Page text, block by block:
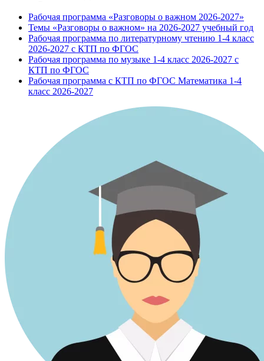
Рабочая программа «Разговоры о важном 2026-2027»
Темы «Разговоры о важном» на 2026-2027 учебный год
Рабочая программа по литературному чтению 1-4 класс
2026-2027 с КТП по ФГОС
Рабочая программа по музыке 1-4 класс 2026-2027 с
КТП по ФГОС
Рабочая программа с КТП по ФГОС Математика 1-4
класс 2026-2027